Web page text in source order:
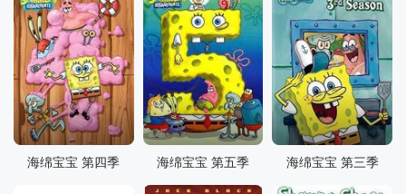
海绵宝宝 第四季 海绵宝宝 第五季 海绵宝宝 第三季